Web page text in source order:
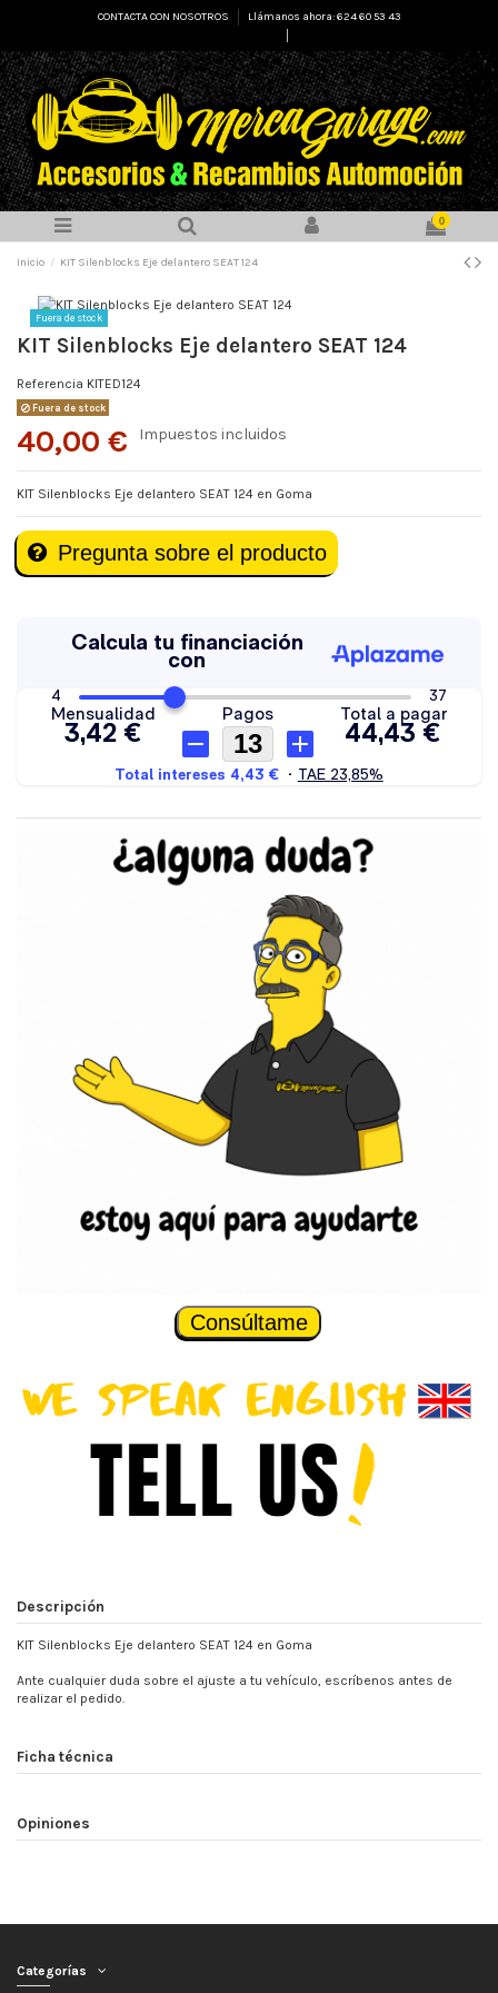
CONTACTA CON NOSOTROS
Llámanos ahora: 624 60 53 43
0
Inicio KIT Silenblocks Eje delantero SEAT 124
Fuera de stock
KIT Silenblocks Eje delantero SEAT 124
Referencia KITED124
Fuera de stock
40,00 € Impuestos incluidos
KIT Silenblocks Eje delantero SEAT 124 en Goma
Pregunta sobre el producto
Consúltame
Descripción
KIT Silenblocks Eje delantero SEAT 124 en Goma
Ante cualquier duda sobre el ajuste a tu vehículo, escríbenos antes de
realizar el pedido.
Ficha técnica
Opiniones
Categorías